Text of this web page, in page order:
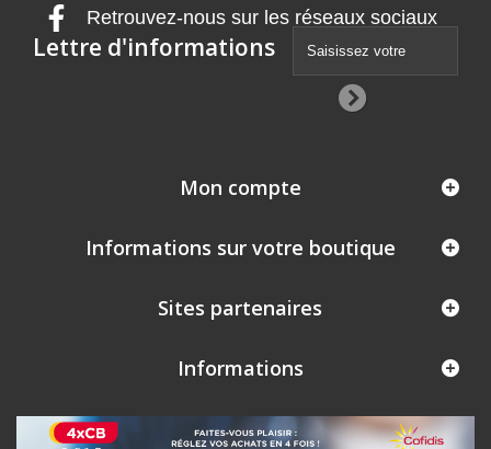
Retrouvez-nous sur les réseaux sociaux
Lettre d'informations
Mon compte
Informations sur votre boutique
Sites partenaires
Informations